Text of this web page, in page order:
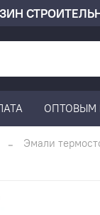
ОПТОВЫМ
Эмали